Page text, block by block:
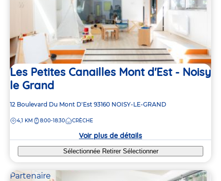
Les Petites Canailles Mont d'Est - Noisy
le Grand
Adresse
la
12 Boulevard Du Mont D'Est 93160 NOISY-LE-GRAND
DISTANCE
4,1 KM 8:00-18:30 CRÈCHE
Voir plus de détails
Sélectionnée Retirer Sélectionner
Partenaire